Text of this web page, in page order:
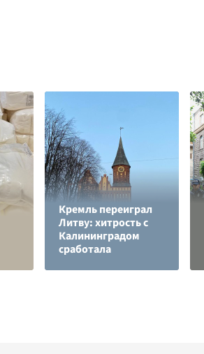
Кремль переиграл
Литву: хитрость с
Калининградом
сработала